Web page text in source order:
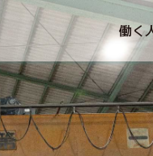
働く